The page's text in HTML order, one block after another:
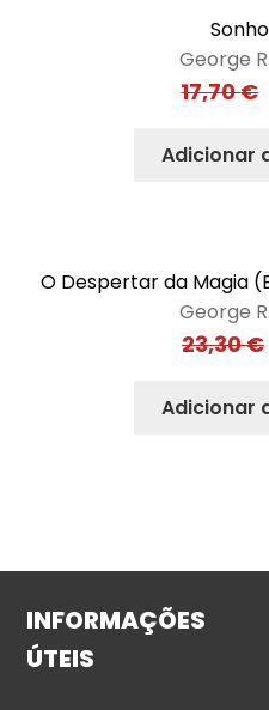
George
17,70€
Adicionar
O Despertar da Magia
George
23,30€
Adicionar
INFORMAÇÕES
ÚTEIS